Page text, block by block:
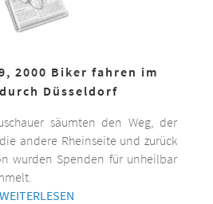
2000 Biker fahren im
Düsseldorf
säumten den Weg, der
andere Rheinseite und zurück
wurden Spenden für unheilbar
WEITERLESEN